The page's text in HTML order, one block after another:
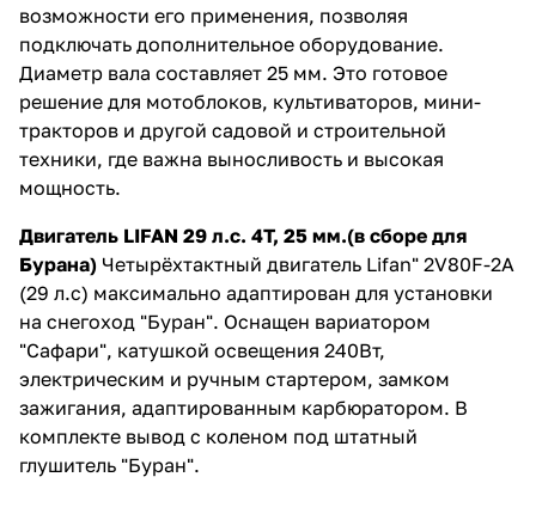
возможности его применения, позволяя
подключать дополнительное оборудование.
Диаметр вала составляет 25 мм. Это готовое
решение для мотоблоков, культиваторов, мини-
тракторов и другой садовой и строительной
техники, где важна выносливость и высокая
мощность.
Двигатель LIFAN 29 л.с. 4Т, 25 мм.(в сборе для
Бурана) Четырёхтактный двигатель Lifan" 2V80F-2A
(29 л.с) максимально адаптирован для установки
на снегоход "Буран". Оснащен вариатором
"Сафари", катушкой освещения 240Вт,
электрическим и ручным стартером, замком
зажигания, адаптированным карбюратором. В
комплекте вывод с коленом под штатный
глушитель "Буран".